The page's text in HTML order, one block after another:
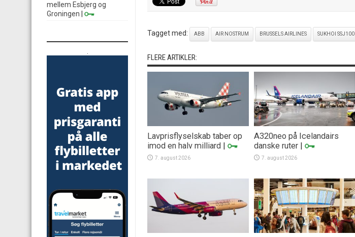
Tagget med: ABB AIR NOSTRUM BRUSSELS AIRLINES SUKHOI SSJ100
FLERE ARTIKLER:
Lavprisflyselskab taber op
imod en halv milliard |
7. august 2026
A320neo på Icelandairs
danske ruter |
7. august 2026
mellem Esbjerg og
Groningen